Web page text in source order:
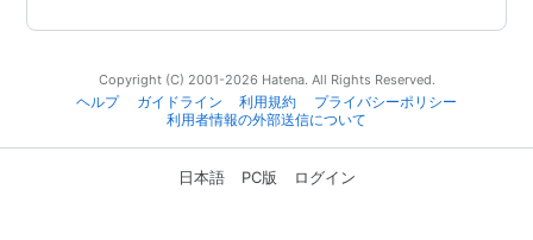
Copyright (C) 2001-2026 Hatena. All Rights Reserved.
ヘルプ
ガイドライン 利用規約
プライバシーポリシー
利用者情報の外部送信について
日本語 PC版 ログイン